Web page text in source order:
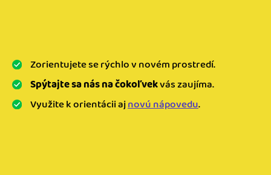
Zorientujete se rýchlo v novém prostredí.
Spýtajte sa nás na čokoľvekvás zaujíma.
Využite k orientácii ajnovú nápovedu.